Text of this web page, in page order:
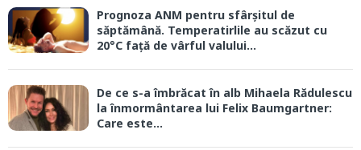
Prognoza ANM pentru sfârșitul de
săptămână. Temperatirlile au scăzut cu
20°C față de vârful valului...
De ce s-a îmbrăcat în alb Mihaela Rădulescu
la înmormântarea lui Felix Baumgartner:
Care este...